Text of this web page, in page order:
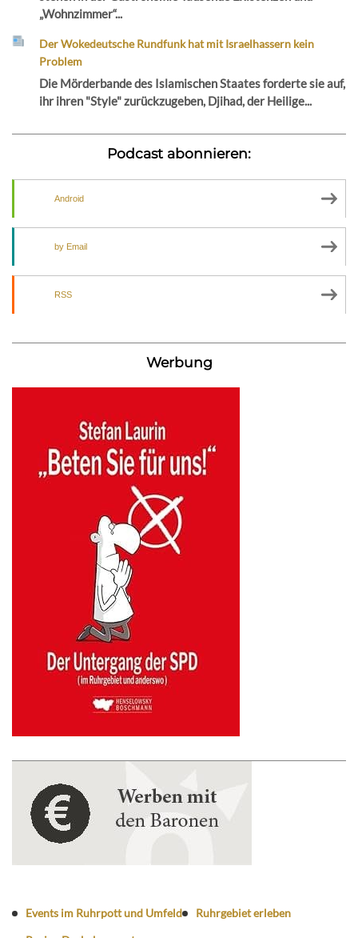
„Wohnzimmer“...
Der Wokedeutsche Rundfunk hat mit Israelhassern kein
Problem
Die Mörderbande des Islamischen Staates forderte sie auf,
ihr ihren "Style" zurückzugeben, Djihad, der Heilige...
Podcast abonnieren:
Android
by Email
RSS
Werbung
Events im Ruhrpott und Umfeld
Ruhrgebiet erleben